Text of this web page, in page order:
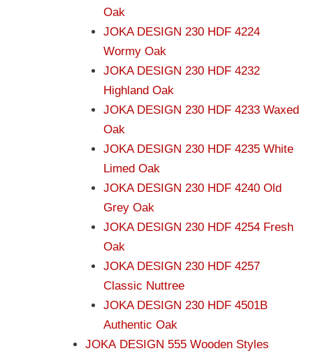
Oak
JOKA DESIGN 230 HDF 4224
Wormy Oak
JOKA DESIGN 230 HDF 4232
Highland Oak
JOKA DESIGN 230 HDF 4233 Waxed
Oak
JOKA DESIGN 230 HDF 4235 White
Limed Oak
JOKA DESIGN 230 HDF 4240 Old
Grey Oak
JOKA DESIGN 230 HDF 4254 Fresh
Oak
JOKA DESIGN 230 HDF 4257
Classic Nuttree
JOKA DESIGN 230 HDF 4501B
Authentic Oak
JOKA DESIGN 555 Wooden Styles